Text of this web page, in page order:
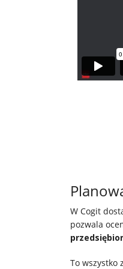
W Cogit
pozwala
To wszystko